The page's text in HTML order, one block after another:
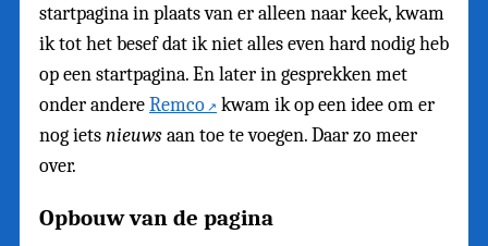
startpagina in plaats van er alleen naar keek, kwam
ik tot het besef dat ik niet alles even hard nodig heb
op een startpagina. En later in gesprekken met
onder andereRemco
kwam ik op een idee om er
nog ietsnieuwsaan toe te voegen. Daar zo meer
over.
Opbouw van de pagina